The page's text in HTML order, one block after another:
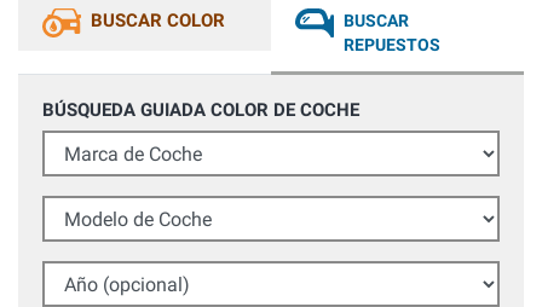
BUSCAR COLOR
BUSCAR
REPUESTOS
BÚSQUEDA GUIADA COLOR DE COCHE
Marca de Coche
Modelo de Coche
Año (opcional)